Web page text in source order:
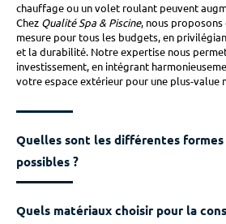
chauffage ou un volet roulant peuvent
Chez Qualité Spa & Piscine, nous
mesure pour tous les budgets, en
et la durabilité. Notre expertise nous
investissement, en intégrant
votre espace extérieur pour une plus-value
Quelles sont les différentes formes
possibles ?
Quels matériaux choisir pour la